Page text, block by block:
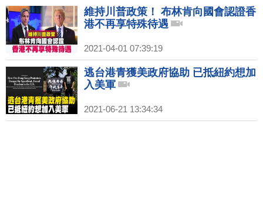
維持川普政策！ 布林肯向國會認證香
港不再享特殊待遇
2021-04-01 07:39:19
逃台港青獲美政府協助 已抵紐約想加
入美軍
2021-06-21 13:34:34